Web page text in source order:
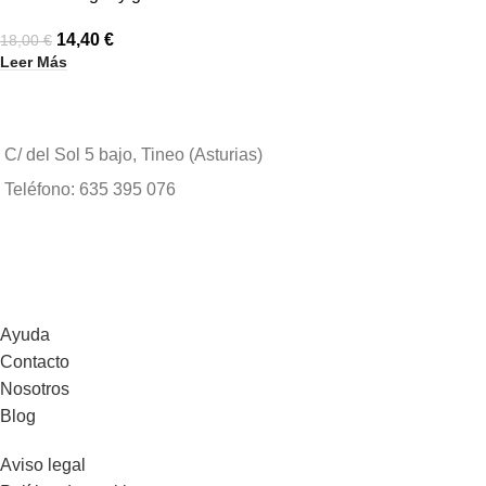
18,00€ 14,40 €
Leer Más
C/ del Sol 5 bajo, Tineo (Asturias)
Teléfono: 635 395 076
Ayuda
Contacto
Nosotros
Blog
Aviso legal